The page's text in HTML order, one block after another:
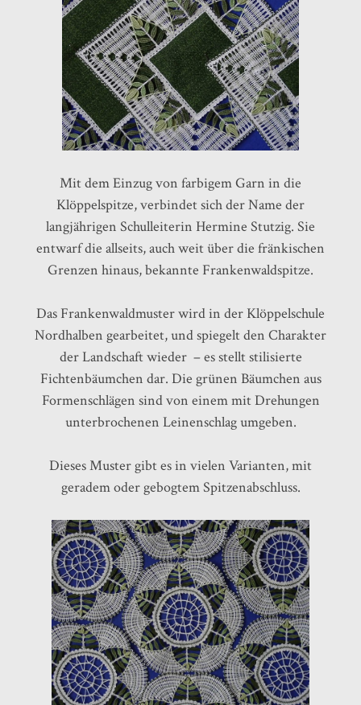
Mit dem Einzug von farbigem Garn in die
Klöppelspitze, verbindet sich der Name der
langjährigen Schulleiterin Hermine Stutzig. Sie
entwarf die allseits, auch weit über die fränkischen
Grenzen hinaus, bekannte Frankenwaldspitze.
Das Frankenwaldmuster wird in der Klöppelschule
Nordhalben gearbeitet, und spiegelt den Charakter
der Landschaft wieder – es stellt stilisierte
Fichtenbäumchen dar. Die grünen Bäumchen aus
Formenschlägen sind von einem mit Drehungen
unterbrochenen Leinenschlag umgeben.
Dieses Muster gibt es in vielen Varianten, mit
geradem oder gebogtem Spitzenabschluss.